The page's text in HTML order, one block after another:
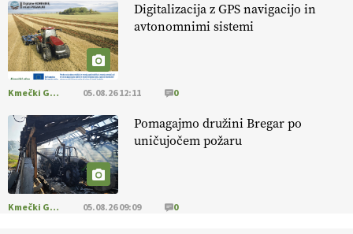
[EKOloško = LOGIČNO
kmetijstva in uspešno prenovo kmetij
https://t.co/RRn8unbwXp @EUAgri #IMCAP #CAP
https://t.co/mnLHFv2VuP
[EKOloško = LOGIČNO
, okolje
in kakovostna jajca
@EUAgri #IMCAP #CAP https://t.co/a1xatzEeid
Digitalizacija z GPS navigacijo in
avtonomnimi sistemi
Kmečki Glas 05.08.26 12:11 0
Pomagajmo družini Bregar po
uničujočem požaru
Kmečki Glas 05.08.26 09:09 0